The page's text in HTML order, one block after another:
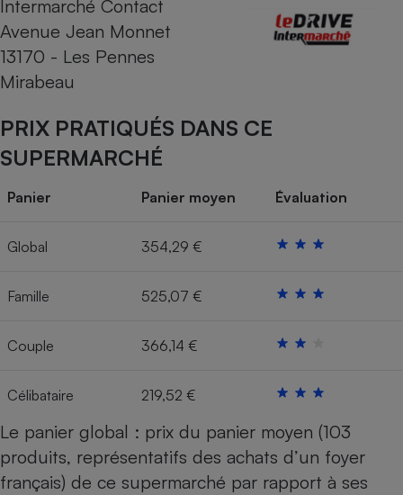
Intermarché Contact
Avenue Jean Monnet
13170 - Les Pennes
Mirabeau
PRIX PRATIQUÉS DANS CE
SUPERMARCHÉ
Panier Panier moyen Évaluation
Global 354,29 €
Famille 525,07 €
Couple 366,14 €
Célibataire 219,52 €
Le panier global : prix du panier moyen (103
produits, représentatifs des achats d’un foyer
français) de ce supermarché par rapport à ses